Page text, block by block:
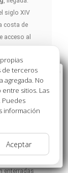
siglo XIV
costa de
acceso al
del
oriental,
salida.
visitade la
de
enterradas
está usted
in the
de terceros
agregada. No
sitios. Las
Puedes
información
Aceptar